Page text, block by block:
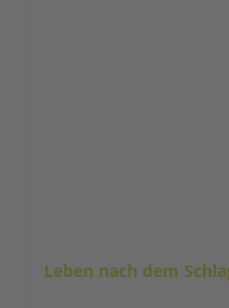
Leben nach dem